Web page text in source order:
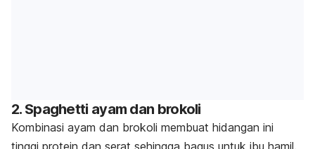
2. Spaghetti ayam dan brokoli
Kombinasi ayam dan brokoli membuat hidangan ini
tinggi protein dan serat sehingga bagus untuk ibu hamil.